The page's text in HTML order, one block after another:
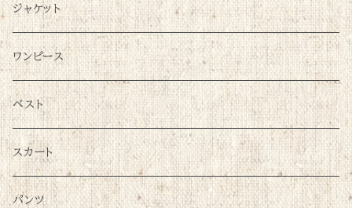
ジャケット
ワンピース
ベスト
スカート
パンツ